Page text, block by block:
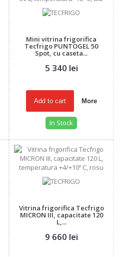
Mini vitrina frigorifica
Tecfrigo PUNTOGEL 50
Spot, cu caseta...
5 340 lei
Add to cart More
In Stock
Vitrina frigorifica Tecfrigo
MICRON III, capacitate 120
L,...
9 660 lei